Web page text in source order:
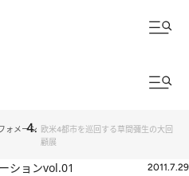
ォメーシ 欧米4都市を巡回する草間彌生の大回
顧展
ションvol.01 2011.7.29